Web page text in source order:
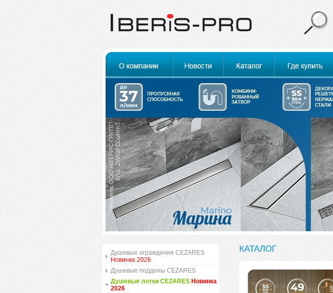
Душевые ограждения CEZARES
Новинка 2026
Душевые поддоны CEZARES
Душевые лотки CEZARES Новинка
2026
КАТАЛОГ